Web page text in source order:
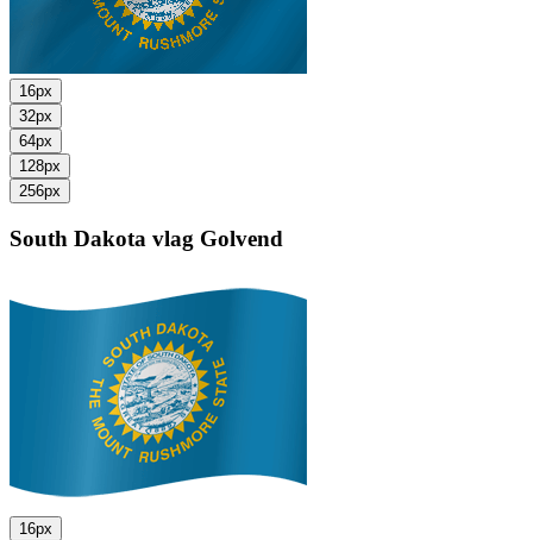
16px
32px
64px
128px
256px
South Dakota vlag Golvend
16px